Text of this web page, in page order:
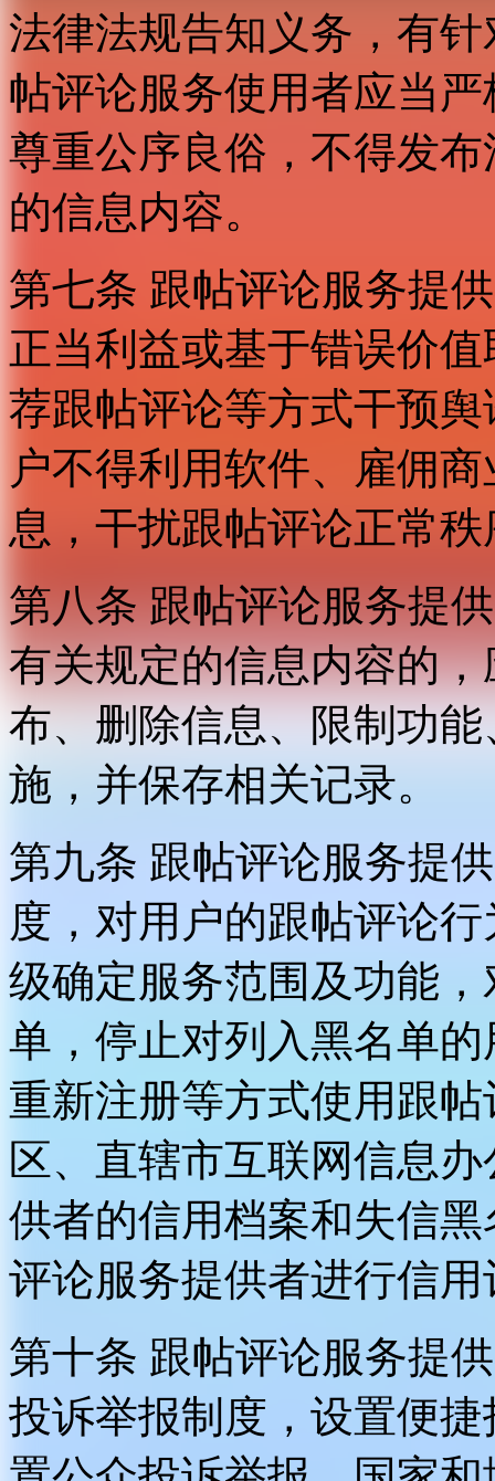
法律法规告知义务，有
帖评论服务使用者应当
尊重公序良俗，不得发
的信息内容。
第七条 跟帖评论服务提
正当利益或基于错误价
荐跟帖评论等方式干预
户不得利用软件、雇佣
息，干扰跟帖评论正常
第八条 跟帖评论服务提
有关规定的信息内容的
布、删除信息、限制功
施，并保存相关记录。
第九条 跟帖评论服务提
度，对用户的跟帖评论
级确定服务范围及功能
单，停止对列入黑名单
重新注册等方式使用跟
区、直辖市互联网信息
供者的信用档案和失信
评论服务提供者进行信用
第十条 跟帖评论服务提
投诉举报制度，设置便